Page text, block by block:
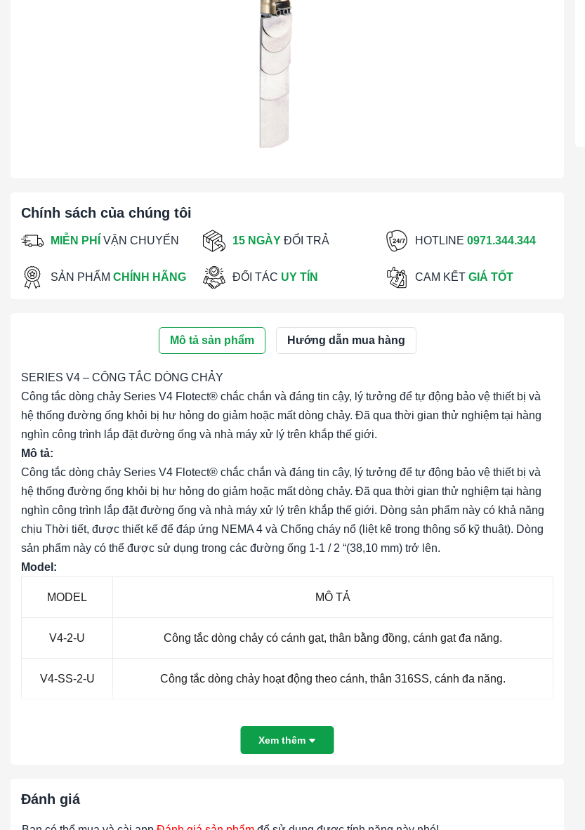
Chính sách của chúng tôi
MIỄN PHÍ VẬN CHUYỂN 15 NGÀY ĐỔI TRẢ HOTLINE 0971.344.344
SẢN PHẨM CHÍNH HÃNG ĐỐI TÁC UY TÍN CAM KẾT GIÁ TỐT
Mô tả sản phẩm Hướng dẫn mua hàng
SERIES V4 – CÔNG TẮC DÒNG CHẢY
Công tắc dòng chảy Series V4 Flotect® chắc chắn và đáng tin cậy, lý tưởng để tự động bảo vệ thiết bị và
hệ thống đường ống khỏi bị hư hỏng do giảm hoặc mất dòng chảy. Đã qua thời gian thử nghiệm tại hàng
nghìn công trình lắp đặt đường ống và nhà máy xử lý trên khắp thế giới.
Mô tả:
Công tắc dòng chảy Series V4 Flotect® chắc chắn và đáng tin cậy, lý tưởng để tự động bảo vệ thiết bị và
hệ thống đường ống khỏi bị hư hỏng do giảm hoặc mất dòng chảy. Đã qua thời gian thử nghiệm tại hàng
nghìn công trình lắp đặt đường ống và nhà máy xử lý trên khắp thế giới. Dòng sản phẩm này có khả năng
chịu Thời tiết, được thiết kế để đáp ứng NEMA 4 và Chống cháy nổ (liệt kê trong thông số kỹ thuật). Dòng
sản phẩm này có thể được sử dụng trong các đường ống 1-1 / 2 “(38,10 mm) trở lên.
Model:
MODEL MÔ TẢ
V4-2-U Công tắc dòng chảy có cánh gạt, thân bằng đồng, cánh gạt đa năng.
V4-SS-2-U Công tắc dòng chảy hoạt động theo cánh, thân 316SS, cánh đa năng.
Khí hoặc chất lỏng tương thích với vật liệu được làm ướt.
Cánh: 316 SS; Cơ thể: Đồng thau hoặc tiêu chuẩn 316 SS; Magnet Keeper: tiêu chuẩn 430 SS,
Hastelloy, Nickel, Monel, Titanium).
Xem thêm
Đánh giá